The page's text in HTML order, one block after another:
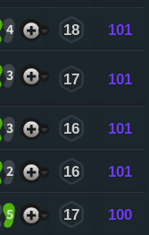
4 18 101
3 17 101
3 16 101
2 16 101
5 17 100